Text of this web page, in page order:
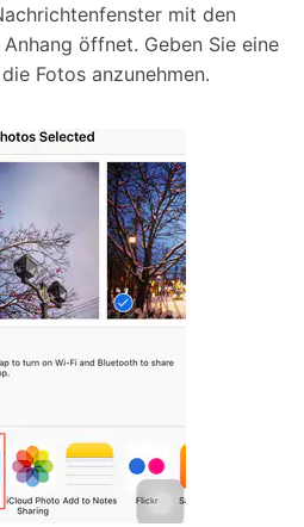
mit den
öffnet. Geben Sie eine
Fotos anzunehmen.